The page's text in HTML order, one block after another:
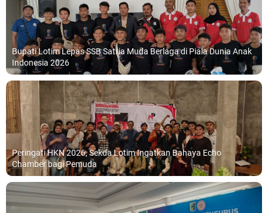
Bupati Lotim Lepas SSB Satria Muda Berlaga di Piala Dunia Anak
Indonesia 2026
Peringati HKN 2026, Sekda Lotim Ingatkan Bahaya Echo
Chamber bagi Pemuda